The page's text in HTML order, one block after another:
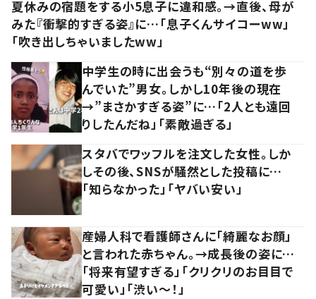
夏休みの宿題をする小5息子に違和感。→直後、母が
みた『衝撃的すぎる姿』に…「息子くんサイコーww」
「吹き出しちゃいましたww」
中学生の時に出会うも“別々の道を歩
んでいた”男女。しかし10年後の現在
→”まさかすぎる姿”に…「2人とも遠回
りしたんだね」「素敵過ぎる」
スタバでワッフルを注文した女性。しか
しその後、SNSが騒然とした投稿に…
「知らなかった」「ヤバい安い」
産婦人科で看護師さんに「綺麗なお顔」
と言われた赤ちゃん。→成長後の姿に…
「将来有望すぎる」「クリクリのお目目で
可愛い」「渋い～！」